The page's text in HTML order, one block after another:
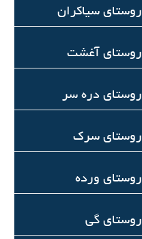
روستای سیاکران
روستای آغشت
روستای دره سر
روستای سرک
روستای ورده
روستای گی